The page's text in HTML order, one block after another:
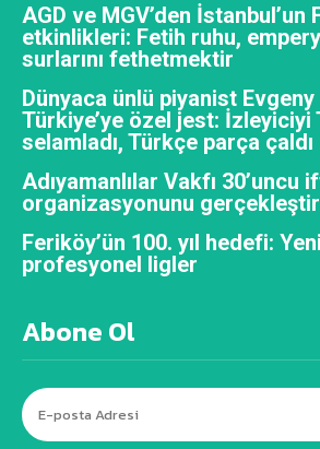
AGD ve MGV’den İstanbul’un
etkinlikleri: Fetih ruhu,
surlarını fethetmektir
Dünyaca ünlü piyanist Evgeny
Türkiye’ye özel jest: İzleyiciyi
selamladı, Türkçe parça çaldı
Adıyamanlılar Vakfı 30’uncu
organizasyonunu
Feriköy’ün 100. yıl hedefi:
profesyonel ligler
Abone Ol